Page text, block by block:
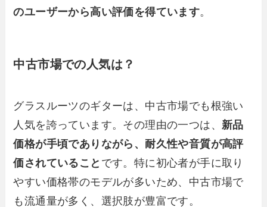
のユーザーから高い評価を得ています。
中古市場での人気は？
グラスルーツのギターは、中古市場でも根強い
人気を誇っています。その理由の一つは、 新品
価格が手頃でありながら、耐久性や音質が高評
価されていること です。特に初心者が手に取り
やすい価格帯のモデルが多いため、中古市場で
も流通量が多く、選択肢が豊富です。